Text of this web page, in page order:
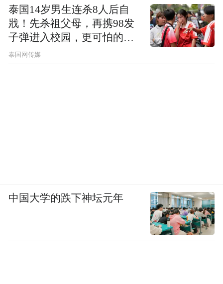
泰国14岁男生连杀8人后自
戕！先杀祖父母，再携98发
子弹进入校园，更可怕的细
节公布了
泰国网传媒
中国大学的跌下神坛元年